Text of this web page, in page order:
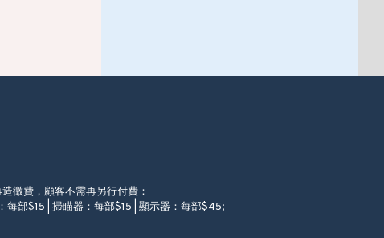
徵費，顧客不需再另行付費：
每部$15 | 掃瞄器：每部$15 | 顯示器：每部$45;